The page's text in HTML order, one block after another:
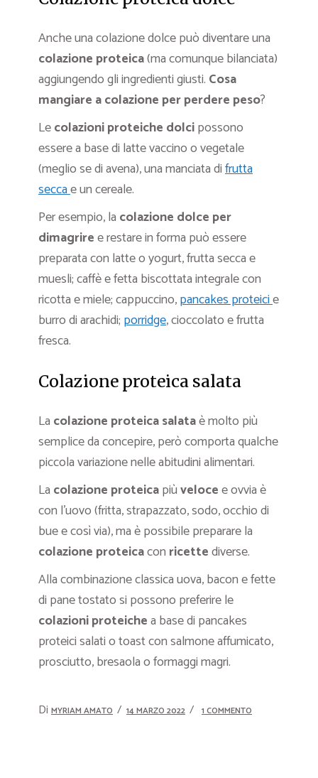
Anche una colazione dolce può diventare una
colazione proteica(ma comunque bilanciata)
aggiungendo gli ingredienti giusti. Cosa
mangiare a colazione per perdere peso?
Lecolazioni proteiche dolcipossono
essere a base di latte vaccino o vegetale
(meglio se di avena), una manciata difrutta
seccae un cereale.
Per esempio, la colazione dolce per
dimagriree restare in forma può essere
preparata con latte o yogurt, frutta secca e
muesli; caffè e fetta biscottata integrale con
ricotta e miele; cappuccino,pancakes proteicie
burro di arachidi; porridge, cioccolato e frutta
fresca.
Colazione proteica salata
La colazione proteica salataè molto più
semplice da concepire, però comporta qualche
piccola variazione nelle abitudini alimentari.
La colazione proteicapiùvelocee ovvia è
con l’uovo (fritta, strapazzato, sodo, occhio di
bue e così via), ma è possibile preparare la
colazione proteicacon ricettediverse.
Alla combinazione classica uova, bacon e fette
di pane tostato si possono preferire le
colazioni proteichea base di pancakes
proteici salati o toast con salmone affumicato,
prosciutto, bresaola o formaggi magri.
Di MYRIAM AMATO 14 MARZO 2022 1 COMMENTO